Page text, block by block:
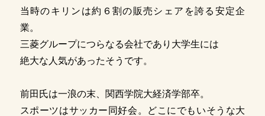
当時のキリンは約６割の販売シェアを誇る安定企
業。
三菱グループにつらなる会社であり大学生には
絶大な人気があったそうです。
前田氏は一浪の末、関西学院大経済学部卒。
スポーツはサッカー同好会。どこにでもいそうな大